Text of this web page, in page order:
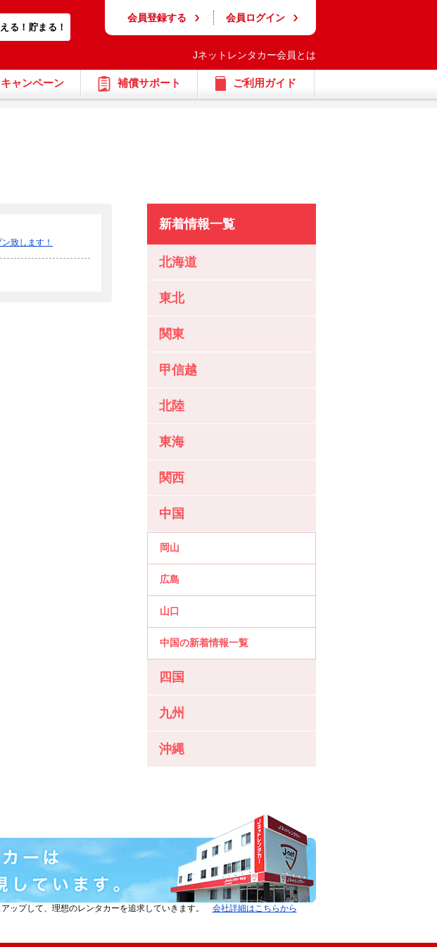
会員登録する 会員ログイン
Jネットレンタカー会員とは
る！貯まる！
キャンペーン 補償サポート ご利用ガイド
致します！
新着情報一覧
北海道
東北
関東
甲信越
北陸
東海
関西
中国
岡山
広島
山口
中国の新着情報一覧
四国
九州
沖縄
ップして、理想のレンタカーを追求していきます。 会社詳細はこちらから